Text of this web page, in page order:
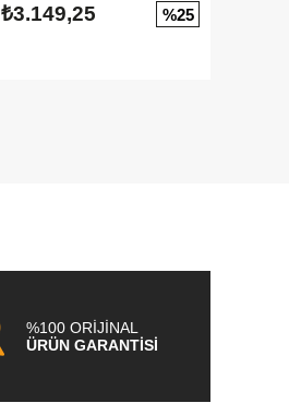
₺3.149,25 %25
%100 ORİJİNAL
ÜRÜN GARANTİSİ